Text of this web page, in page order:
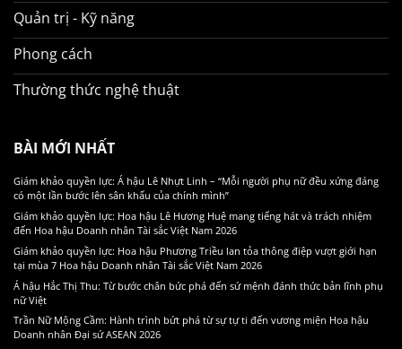
Quản trị - Kỹ năng
Phong cách
Thường thức nghệ thuật
BÀI MỚI NHẤT
Giám khảo quyền lực: Á hậu Lê Nhựt Linh – “Mỗi người phụ nữ đều xứng đáng
có một lần bước lên sân khấu của chính mình”
Giám khảo quyền lực: Hoa hậu Lê Hương Huệ mang tiếng hát và trách nhiệm
đến Hoa hậu Doanh nhân Tài sắc Việt Nam 2026
Giám khảo quyền lực: Hoa hậu Phương Triều lan tỏa thông điệp vượt giới hạn
tại mùa 7 Hoa hậu Doanh nhân Tài sắc Việt Nam 2026
Á hậu Hắc Thị Thu: Từ bước chân bức phá đến sứ mệnh đánh thức bản lĩnh phụ
nữ Việt
Trần Nữ Mộng Cầm: Hành trình bứt phá từ sự tự ti đến vương miện Hoa hậu
Doanh nhân Đại sứ ASEAN 2026